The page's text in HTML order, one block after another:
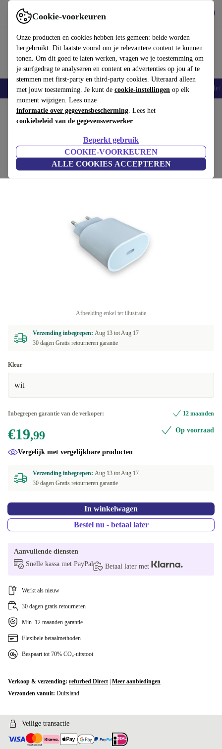
Cookie-voorkeuren
Onze producten en cookies hebben iets gemeen: beide worden
hergebruikt. Dit laatste vooral om je relevantere content te kunnen
tonen. Om dit goed te laten werken, vragen we je toestemming om
je surfgedrag te analyseren en content en advertenties op jou af te
stemmen met first-party en third-party cookies. Uiteraard alleen
met jouw toestemming. Je kunt de cookie-instellingen op elk
moment wijzigen. Lees onze
informatie over gegevensbescherming. Lees het
cookiebeleid van de gegevensverwerker.
Beperkt gebruik
COOKIE-VOORKEUREN
ALLE COOKIES ACCEPTEREN
Gebruik refurbed snel en eenvoudig
Smartphones Laptops Tablets Smartwatches Accessoires
Home Producten Toebehoor Opladers en laadkabels
Snellader (USB-C) - 20W
wit
(9 beoordelingen)
€19,99
Afbeelding enkel ter illustratie
Verzending inbegrepen: Aug 13 totAug 17
30 dagen Gratis retourneren garantie
Kleur
wit
Inbegrepen garantie van de verkoper: 12 maanden
€19,99 Op voorraad
Vergelijk met vergelijkbare producten
Verzending inbegrepen: Aug 13 totAug 17
30 dagen Gratis retourneren garantie
In winkelwagen
Bestel nu - betaal later
Aanvullende diensten
Snelle kassa met PayPal
Betaal later met
Werkt als nieuw
30 dagen gratis retourneren
Min. 12 maanden garantie
Flexibele betaalmethoden
Bespaart tot 70% CO₂-uitstoot
Verkoop & verzending: refurbed Direct Meer aanbiedingen
Verzonden vanuit: Duitsland
Veilige transactie